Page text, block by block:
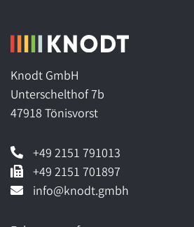
Knodt GmbH
Unterschelthof 7b
47918 Tönisvorst
+49 2151 791013
+49 2151 701897
info@knodt.gmbh